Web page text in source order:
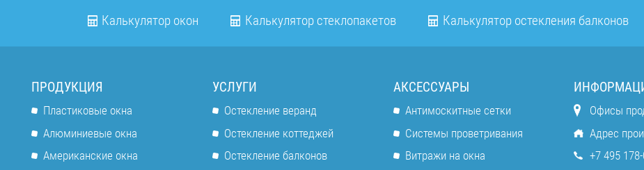
Калькулятор окон Калькулятор стеклопакетов Калькулятор остекления балконов
ПРОДУКЦИЯ
Пластиковые окна
Алюминиевые окна
Американские окна
УСЛУГИ
Остекление веранд
Остекление коттеджей
Остекление балконов
АКСЕССУАРЫ
Антимоскитные сетки
Системы проветривания
Витражи на окна
Офисы
Адрес
+7 495